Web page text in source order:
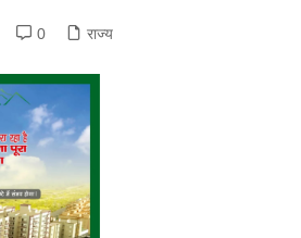
0 राज्य